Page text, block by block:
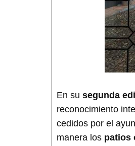
En su segunda
reconocimiento
cedidos por el
manera los patios